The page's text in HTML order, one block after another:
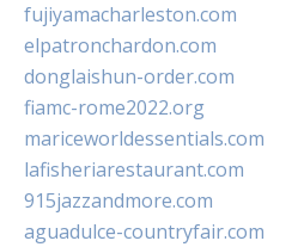
fujiyamacharleston.com
elpatronchardon.com
donglaishun-order.com
fiamc-rome2022.org
mariceworldessentials.com
lafisheriarestaurant.com
915jazzandmore.com
aguadulce-countryfair.com